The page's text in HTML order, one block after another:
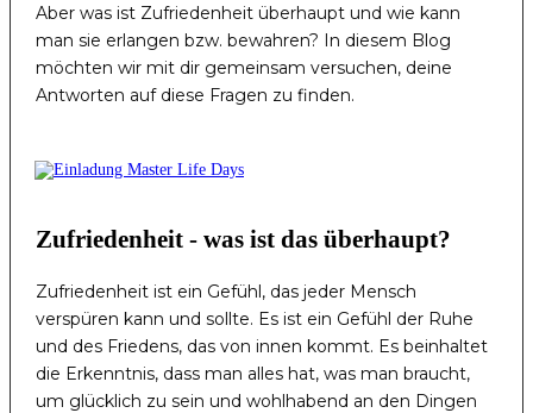
Aber was ist Zufriedenheit überhaupt und wie kann
man sie erlangen bzw. bewahren? In diesem Blog
möchten wir mit dir gemeinsam versuchen, deine
Antworten auf diese Fragen zu finden.
Zufriedenheit - was ist das überhaupt?
Zufriedenheit ist ein Gefühl, das jeder Mensch
verspüren kann und sollte. Es ist ein Gefühl der Ruhe
und des Friedens, das von innen kommt. Es beinhaltet
die Erkenntnis, dass man alles hat, was man braucht,
um glücklich zu sein und wohlhabend an den Dingen